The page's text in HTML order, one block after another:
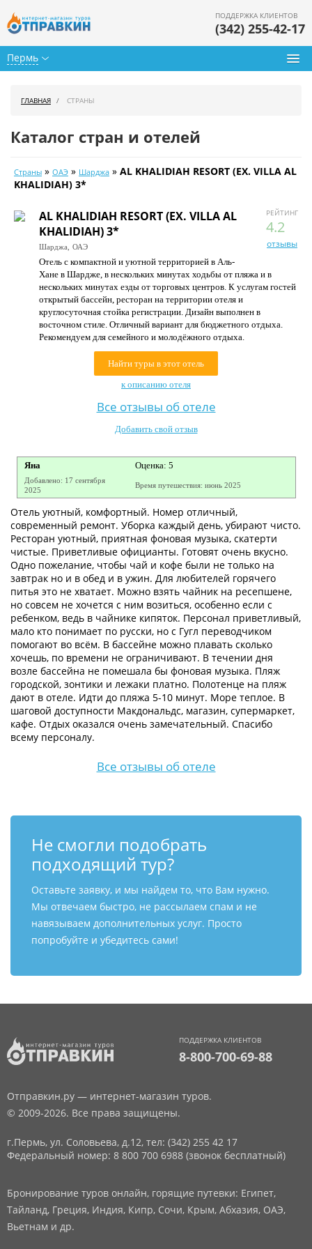
Пермь
ПОДДЕРЖКА КЛИЕНТОВ
(342) 255-42-17
Календарь туров
Цены дня
Страны
Как купить
О нас
Контакты
ГЛАВНАЯ СТРАНЫ
Каталог стран и отелей
Страны » ОАЭ » Шарджа » AL KHALIDIAH RESORT (EX. VILLA AL
KHALIDIAH) 3*
РЕЙТИНГ
4.2
отзывы
AL KHALIDIAH RESORT (EX. VILLA AL
KHALIDIAH) 3*
Шарджа, ОАЭ
Отель с компактной и уютной территорией в Аль-
Хане в Шардже, в нескольких минутах ходьбы от пляжа и в
нескольких минутах езды от торговых центров. К услугам гостей
открытый бассейн, ресторан на территории отеля и
круглосуточная стойка регистрации. Дизайн выполнен в
восточном стиле. Отличный вариант для бюджетного отдыха.
Рекомендуем для семейного и молодёжного отдыха.
Найти туры в этот отель
к описанию отеля
Все отзывы об отеле
Добавить свой отзыв
Яна Оценка: 5
Добавлено: 17 сентября
2025
Время путешествия: июнь 2025
Отель уютный, комфортный. Номер отличный,
современный ремонт. Уборка каждый день, убирают чисто.
Ресторан уютный, приятная фоновая музыка, скатерти
чистые. Приветливые официанты. Готовят очень вкусно.
Одно пожелание, чтобы чай и кофе были не только на
завтрак но и в обед и в ужин. Для любителей горячего
питья это не хватает. Можно взять чайник на ресепшене,
но совсем не хочется с ним возиться, особенно если с
ребенком, ведь в чайнике кипяток. Персонал приветливый,
мало кто понимает по русски, но с Гугл переводчиком
помогают во всём. В бассейне можно плавать сколько
хочешь, по времени не ограничивают. В течении дня
возле бассейна не помешала бы фоновая музыка. Пляж
городской, зонтики и лежаки платно. Полотенце на пляж
дают в отеле. Идти до пляжа 5-10 минут. Море теплое. В
шаговой доступности Макдональдс, магазин, супермаркет,
кафе. Отдых оказался очень замечательный. Спасибо
всему персоналу.
Все отзывы об отеле
Не смогли подобрать
подходящий тур?
Оставьте заявку, и мы найдем то, что Вам нужно.
Мы отвечаем быстро, не рассылаем спам и не
навязываем дополнительных услуг. Просто
попробуйте и убедитесь сами!
ПОДДЕРЖКА КЛИЕНТОВ
8-800-700-69-88
Отправкин.ру — интернет-магазин туров.
© 2009-2026. Все права защищены.
г.Пермь, ул. Соловьева, д.12, тел: (342) 255 42 17
Федеральный номер: 8 800 700 6988 (звонок бесплатный)
Бронирование туров онлайн, горящие путевки: Египет,
Тайланд, Греция, Индия, Кипр, Сочи, Крым, Абхазия, ОАЭ,
Вьетнам и др.